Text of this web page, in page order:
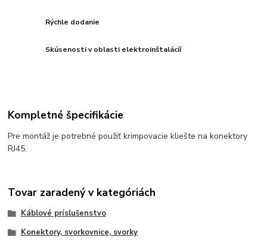
Rýchle dodanie
Skúsenosti v oblasti elektroinštalácíí
Kompletné špecifikácie
Pre montáž je potrebné použiť krimpovacie kliešte na konektory
RJ45.
Tovar zaradený v kategóriách
Káblové príslušenstvo
Konektory, svorkovnice, svorky